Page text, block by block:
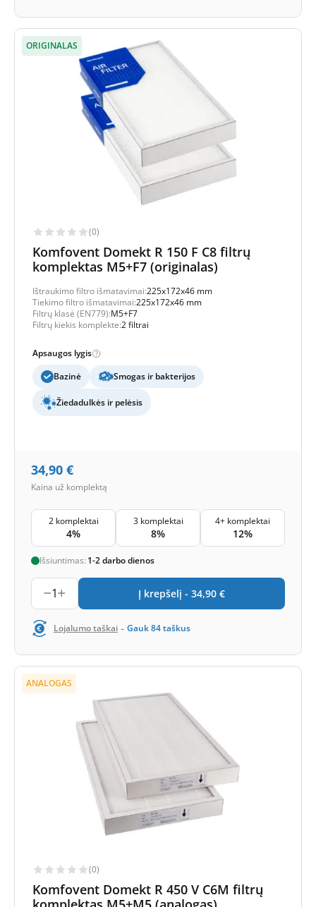
ORIGINALAS
(0)
Komfovent Domekt R 150 F C8 filtrų
komplektas M5+F7 (originalas)
Ištraukimo filtro išmatavimai:225x172x46 mm
Tiekimo filtro išmatavimai:225x172x46 mm
Filtrų klasė (EN779):M5+F7
Filtrų kiekis komplekte:2 filtrai
Apsaugos lygis
Bazinė
Smogas ir bakterijos
Žiedadulkės ir pelėsis
34,90 €
Kaina už komplektą
2 komplektai
4%
3 komplektai
8%
4+ komplektai
12%
Išsiuntimas: 1-2 darbo dienos
1 Į krepšelį - 34,90 €
Lojalumo taškai - Gauk84taškus
ANALOGAS
(0)
Komfovent Domekt R 450 V C6M filtrų